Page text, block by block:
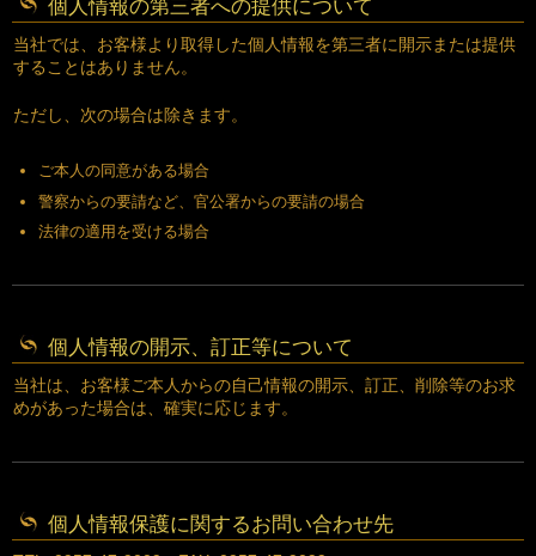
個人情報の第三者への提供について
当社では、お客様より取得した個人情報を第三者に開示または提供
することはありません。
ただし、次の場合は除きます。
ご本人の同意がある場合
警察からの要請など、官公署からの要請の場合
法律の適用を受ける場合
個人情報の開示、訂正等について
当社は、お客様ご本人からの自己情報の開示、訂正、削除等のお求
めがあった場合は、確実に応じます。
個人情報保護に関するお問い合わせ先